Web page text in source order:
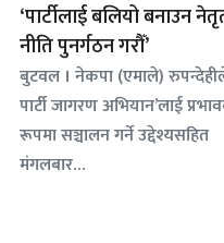
‘पार्टीलाई बलियो बनाउन
नीति पुनर्गठन गरौँ’
बुटवल । नेकपा (एमाले)
पार्टी जागरण अभियान’लाई
रूपमा सञ्चालन गर्ने उद्देश्यसहित
मंगलबार…